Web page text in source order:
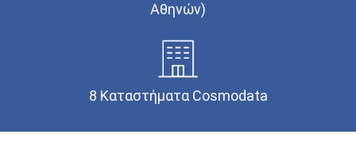
Αθηνών)
8 Καταστήματα Cosmodata